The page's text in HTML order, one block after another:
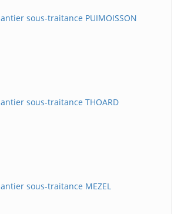
sous-traitance PUIMOISSON
sous-traitance THOARD
sous-traitance MEZEL